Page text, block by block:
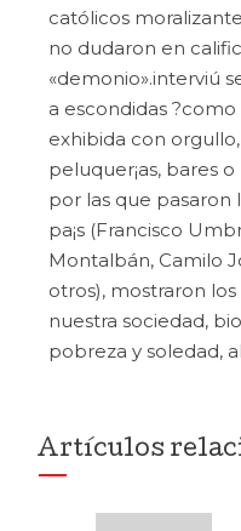
católicos
no dudaron en
«demonio».interviú
a escondidas
exhibida con
peluquer¡as, bares
por las que pasaron
pa¡s (Francisco
Montalbán, Camilo
otros), mostraron
nuestra sociedad,
pobreza y soledad,
Artículos